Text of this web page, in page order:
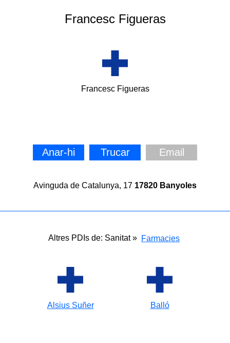
Francesc Figueras
Francesc Figueras
Anar-hi Trucar Email
Avinguda de Catalunya, 17 17820 Banyoles
Altres PDIs de: Sanitat » Farmacies
Alsius Suñer Balló